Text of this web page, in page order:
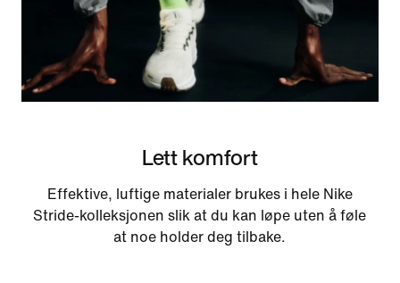
Lett komfort
Effektive, luftige materialer brukes i hele Nike
Stride-kolleksjonen slik at du kan løpe uten å føle
at noe holder deg tilbake.